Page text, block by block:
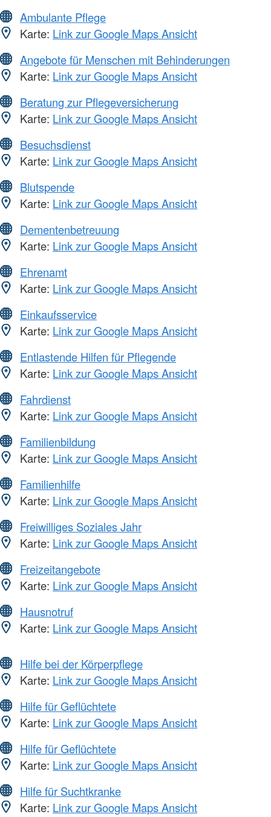
Ambulante Pflege
Karte: Link zur Google Maps Ansicht
Angebote für Menschen mit Behinderungen
Karte: Link zur Google Maps Ansicht
Beratung zur Pflegeversicherung
Karte: Link zur Google Maps Ansicht
Besuchsdienst
Karte: Link zur Google Maps Ansicht
Blutspende
Karte: Link zur Google Maps Ansicht
Dementenbetreuung
Karte: Link zur Google Maps Ansicht
Ehrenamt
Karte: Link zur Google Maps Ansicht
Einkaufsservice
Karte: Link zur Google Maps Ansicht
Entlastende Hilfen für Pflegende
Karte: Link zur Google Maps Ansicht
Fahrdienst
Karte: Link zur Google Maps Ansicht
Familienbildung
Karte: Link zur Google Maps Ansicht
Familienhilfe
Karte: Link zur Google Maps Ansicht
Freiwilliges Soziales Jahr
Karte: Link zur Google Maps Ansicht
Freizeitangebote
Karte: Link zur Google Maps Ansicht
Hausnotruf
Karte: Link zur Google Maps Ansicht
Hilfe bei der Körperpflege
Karte: Link zur Google Maps Ansicht
Hilfe für Geflüchtete
Karte: Link zur Google Maps Ansicht
Hilfe für Geflüchtete
Karte: Link zur Google Maps Ansicht
Hilfe für Suchtkranke
Karte: Link zur Google Maps Ansicht